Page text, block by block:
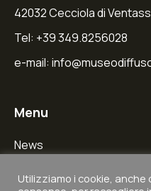
42032 Cecciola di
Tel: +39 349.8256028
e-mail:
Menu
News
Utilizziamo i cookie, anche